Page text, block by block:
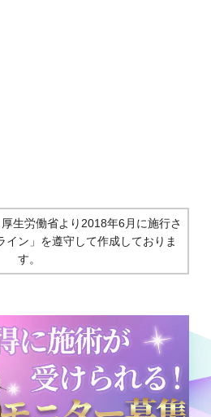
生労働省より2018年6月に施行さ
イン」を遵守して作成しておりま
す。